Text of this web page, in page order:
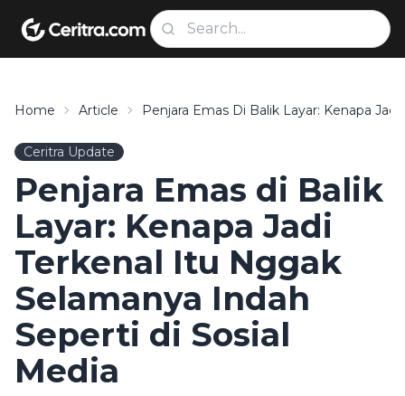
Home Article Penjara Emas Di Balik Layar: Kenapa
Ceritra Update
Penjara Emas di Balik
Layar: Kenapa Jadi
Terkenal Itu Nggak
Selamanya Indah
Seperti di Sosial
Media